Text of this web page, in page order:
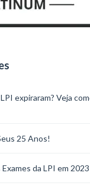
expiraram? Veja
25 Anos!
da LPI em 2023